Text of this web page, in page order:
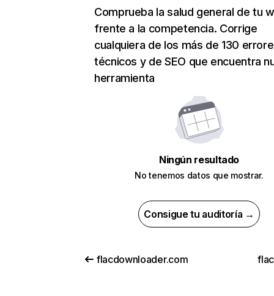
Comprueba la salud general de tu
frente a la competencia. Corrige
cualquiera de los más de 130
técnicos y de SEO que encuentra
herramienta
Ningún resultado
No tenemos datos que mostrar.
Consigue tu auditoría →
flacdownloader.com